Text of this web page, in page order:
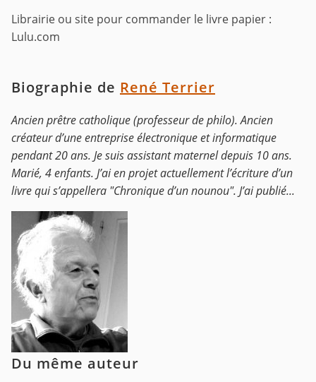
Librairie ou site pour commander le livre papier :
Lulu.com
Biographie de René Terrier
Ancien prêtre catholique (professeur de philo). Ancien
créateur d’une entreprise électronique et informatique
pendant 20 ans. Je suis assistant maternel depuis 10 ans.
Marié, 4 enfants. J’ai en projet actuellement l’écriture d’un
livre qui s’appellera "Chronique d’un nounou". J’ai publié...
Du même auteur